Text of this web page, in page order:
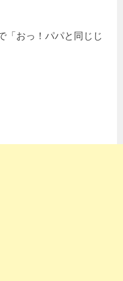
「おっ！パパと同じじ